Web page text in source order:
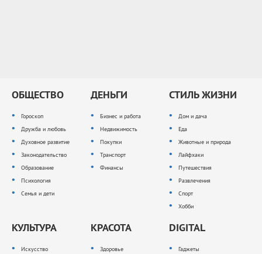
ОБЩЕСТВО
Гороскоп
Дружба и любовь
Духовное развитие
Законодательство
Образование
Психология
Семья и дети
ДЕНЬГИ
Бизнес и работа
Недвижимость
Покупки
Транспорт
Финансы
СТИЛЬ ЖИЗНИ
Дом и дача
Еда
Животные и природа
Лайфхаки
Путешествия
Развлечения
Спорт
Хобби
КУЛЬТУРА
Искусство
КРАСОТА
Здоровье
DIGITAL
Гаджеты